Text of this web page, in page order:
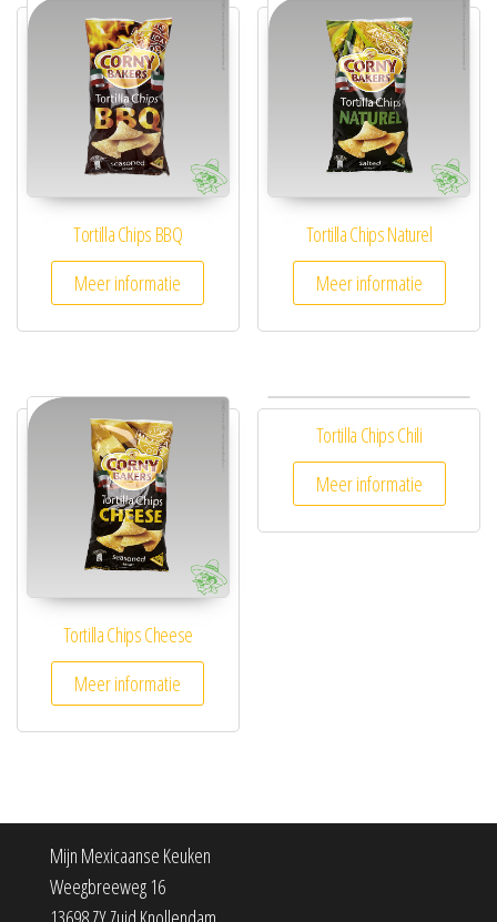
Tortilla Chips BBQ
Meer informatie
Tortilla Chips Naturel
Meer informatie
Tortilla Chips Cheese
Meer informatie
Tortilla Chips Chili
Meer informatie
Mijn Mexicaanse Keuken
Weegbreeweg 16